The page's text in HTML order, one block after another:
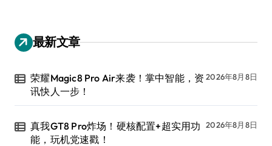
最新文章
荣耀Magic8 Pro Air来袭！掌中智能，资
讯快人一步！
2026年8月8日
真我GT8 Pro炸场！硬核配置+超实用功
能，玩机党速戳！
2026年8月8日